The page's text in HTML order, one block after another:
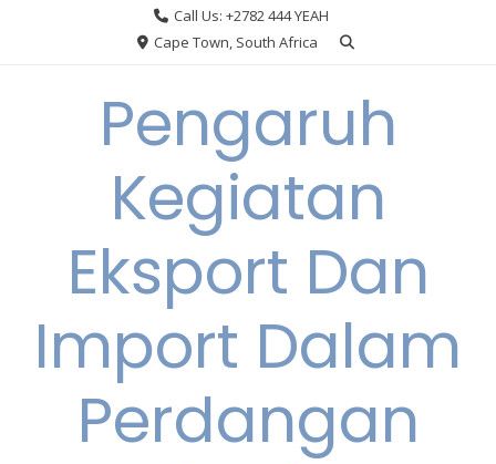
Call Us: +2782 444 YEAH
Cape Town, South Africa
Pengaruh
Kegiatan
Eksport Dan
Import Dalam
Perdangan